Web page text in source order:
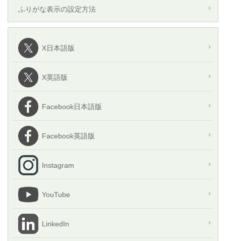
ふりがな表示の設定方法
X日本語版
X英語版
Facebook日本語版
Facebook英語版
Instagram
YouTube
LinkedIn